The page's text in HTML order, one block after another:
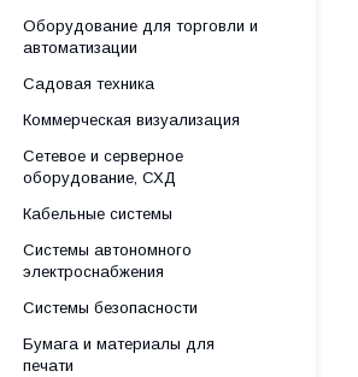
Оборудование для торговли и
автоматизации
Садовая техника
Коммерческая визуализация
Сетевое и серверное
оборудование, СХД
Кабельные системы
Системы автономного
электроснабжения
Системы безопасности
Бумага и материалы для
печати